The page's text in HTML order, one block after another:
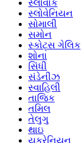
સ્લોવાક
સ્લોવેનિયન
સોમાલી
સમોન
સ્કોટ્સ ગેલિક
શોના
સિંધી
સંડેનીઝ
સ્વાહિલી
તાજિક
તમિલ
તેલુગુ
થાઇ
યુક્રેનિયન